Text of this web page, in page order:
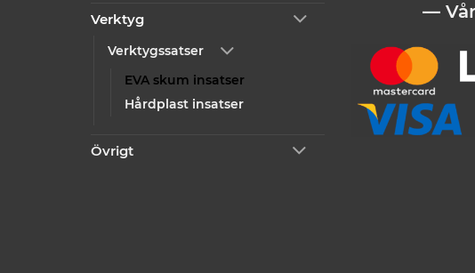
Verktyg
Verktygssatser
EVA skum insatser
Hårdplast insatser
Övrigt
—